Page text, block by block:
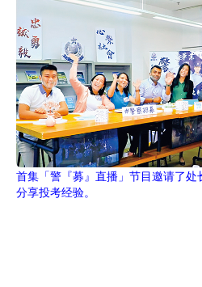
首集「警『募』直播」节目邀请了处
分享投考经验。